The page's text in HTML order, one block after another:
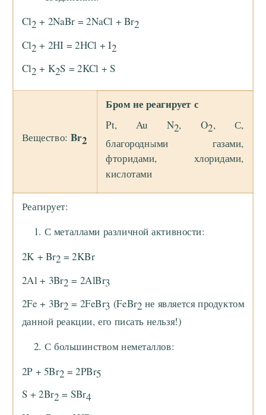
Cl2 + 2NaBr = 2NaCl + Br2
Cl2 + 2HI = 2HCl + I2
Cl2 + K2S = 2KCl + S
Вещество: Br2
Бром не реагирует с
Pt, Au N2, O2, С,
благородными газами,
фторидами, хлоридами,
кислотами
Реагирует:
С металлами различной активности:
2K + Br2 = 2KBr
2Al + 3Br2 = 2AlBr3
2Fe + 3Br2 = 2FeBr3 (FeBr2 не является продуктом
данной реакции, его писать нельзя!)
С большинством неметаллов:
2P + 5Br2 = 2PBr5
S + 2Br2= SBr4